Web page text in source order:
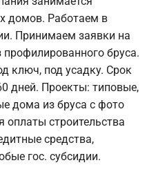
домов. Работаем в
Принимаем заявки на
бруса.
ключ, под усадку. Срок
дней. Проекты: типовые,
дома из бруса с фото
оплаты строительства
средства,
гос. субсидии.